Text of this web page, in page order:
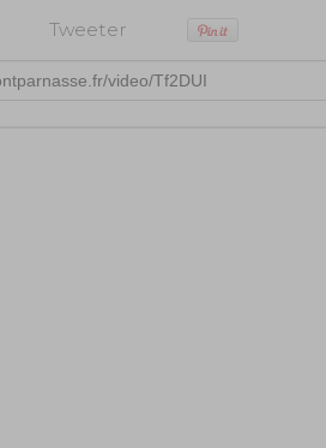
Tweeter